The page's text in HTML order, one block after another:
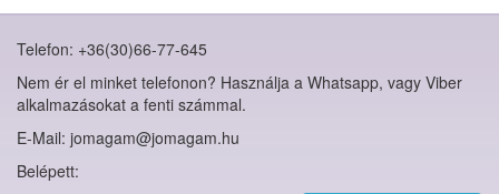
Telefon: +36(30)66-77-645
Nem ér el minket telefonon? Használja a Whatsapp, vagy Viber
alkalmazásokat a fenti számmal.
E-Mail: jomagam@jomagam.hu
Belépett: